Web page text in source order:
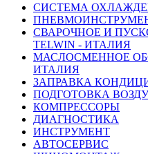
СИСТЕМА
СВАРОЧНОЕ И
TELWIN - ИТАЛИЯ
МАСЛОСМЕННОЕ
ИТАЛИЯ
ЗАПРАВКА
ПОДГОТОВКА
КОМПРЕССОРЫ
ДИАГНОСТИКА
ИНСТРУМЕНТ
АВТОСЕРВИС